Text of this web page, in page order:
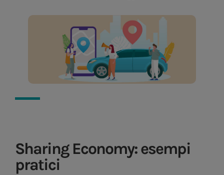
Sharing Economy: esempi
pratici